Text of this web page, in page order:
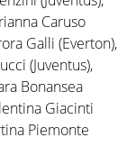
Caruso
Galli (Everton),
(Juventus),
Bonansea
Giacinti
Piemonte